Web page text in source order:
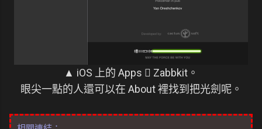
▲ iOS 上的 Apps  Zabbkit。
眼尖一點的人還可以在 About 裡找到把光劍呢。